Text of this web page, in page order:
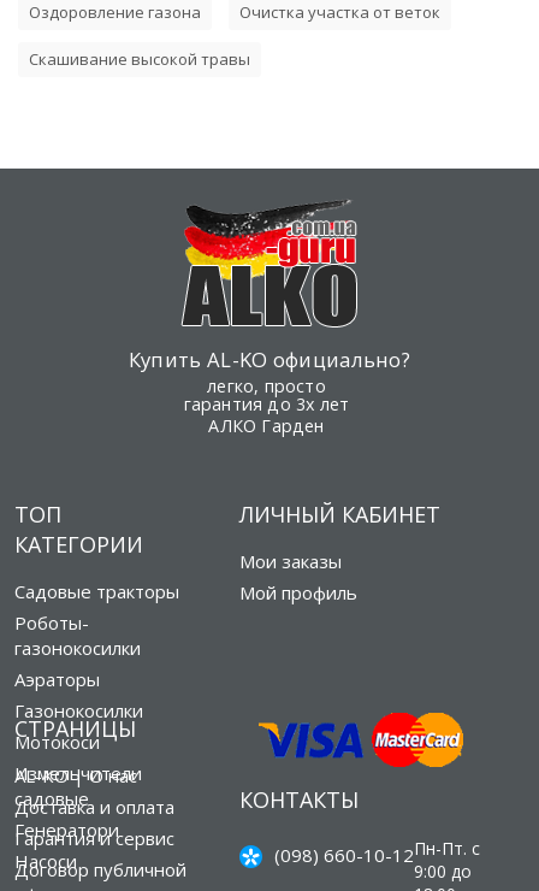
Оздоровление газона Очистка участка от веток
Скашивание высокой травы
Купить AL-KO официально?
легко, просто
гарантия до 3х лет
АЛКО Гарден
ТОП
КАТЕГОРИИ
Садовые тракторы
Роботы-
газонокосилки
Аэраторы
Газонокосилки
Мотокоси
Измельчители
садовые
Генератори
Насоси
СТРАНИЦЫ
AL-KO | О нас
Доставка и оплата
Гарантия и сервис
Договор публичной
ЛИЧНЫЙ КАБИНЕТ
Мои заказы
Мой профиль
КОНТАКТЫ
(098) 660-10-12Пн-Пт. с
9:00 до